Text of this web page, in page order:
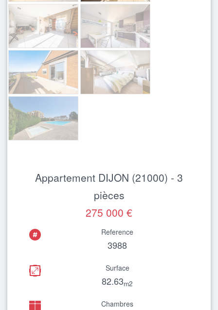
Appartement DIJON (21000) - 3
pièces
275 000 €
Reference
3988
Surface
82.63m2
Chambres